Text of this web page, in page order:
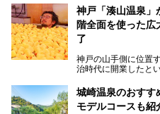
神戸「湊山温泉
階全面を使った
了
神戸の山手側に位置
治時代に開業したと
っぱいに浮かぶアヒ
コワーキングも可能
設備で人々をアッと
城崎温泉のおすす
モデルコースも紹